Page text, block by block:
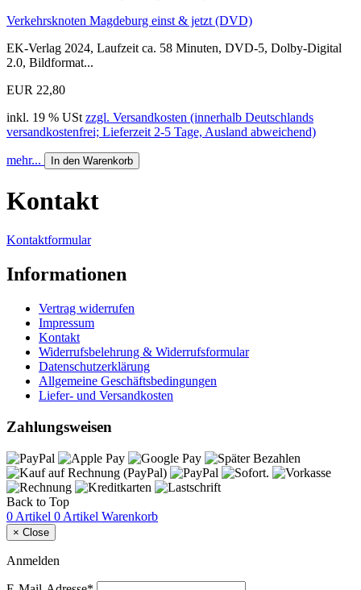
Verkehrsknoten Magdeburg einst & jetzt (DVD)
EK-Verlag 2024, Laufzeit ca. 58 Minuten, DVD-5, Dolby-Digital
2.0, Bildformat...
EUR 22,80
inkl. 19 % USt zzgl. Versandkosten (innerhalb Deutschlands
versandkostenfrei; Lieferzeit 2-5 Tage, Ausland abweichend)
mehr... In den Warenkorb
Kontakt
Kontaktformular
Informationen
Vertrag widerrufen
Impressum
Kontakt
Widerrufsbelehrung & Widerrufsformular
Datenschutzerklärung
Allgemeine Geschäftsbedingungen
Liefer- und Versandkosten
Zahlungsweisen
Back to Top
0 Artikel 0 Artikel Warenkorb
× Close
Anmelden